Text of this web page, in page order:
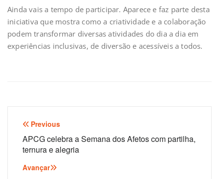
Ainda vais a tempo de participar. Aparece e faz parte desta
iniciativa que mostra como a criatividade e a colaboração
podem transformar diversas atividades do dia a dia em
experiências inclusivas, de diversão e acessíveis a todos.
Navegação
de
artigos
Previous
APCG celebra a Semana dos Afetos com partilha,
ternura e alegria
Avançar